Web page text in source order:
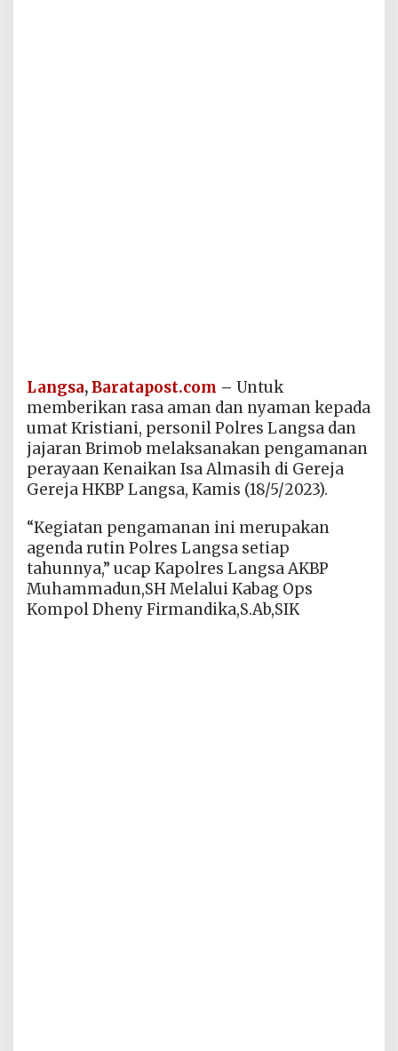
Langsa,Baratapost.com – Untuk
memberikan rasa aman dan nyaman kepada
umat Kristiani, personil Polres Langsa dan
jajaran Brimob melaksanakan pengamanan
perayaan Kenaikan Isa Almasih di Gereja
Gereja HKBP Langsa, Kamis (18/5/2023).
“Kegiatan pengamanan ini merupakan
agenda rutin Polres Langsa setiap
tahunnya,” ucap Kapolres Langsa AKBP
Muhammadun,SH Melalui Kabag Ops
Kompol Dheny Firmandika,S.Ab,SIK